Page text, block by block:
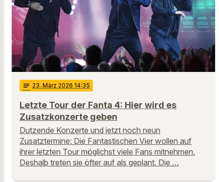
notes 23. März 2026 14:35
Letzte Tour der Fanta 4: Hier wird es
Zusatzkonzerte geben
Dutzende Konzerte und jetzt noch neun
Zusatztermine: Die Fantastischen Vier wollen auf
ihrer letzten Tour möglichst viele Fans mitnehmen.
Deshalb treten sie öfter auf als geplant. Die …